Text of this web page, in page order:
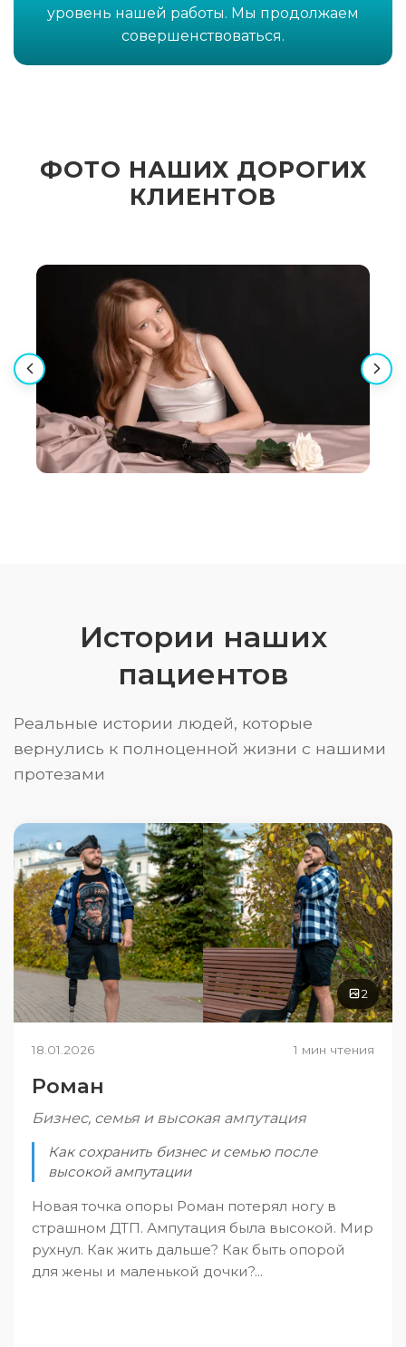
уровень нашей работы. Мы продолжаем
совершенствоваться.
ФОТО НАШИХ ДОРОГИХ
КЛИЕНТОВ
Истории наших
пациентов
Реальные истории людей, которые
вернулись к полноценной жизни с нашими
протезами
2
18.01.2026 1 мин чтения
Роман
Бизнес, семья и высокая ампутация
Как сохранить бизнес и семью после
высокой ампутации
Новая точка опоры Роман потерял ногу в
страшном ДТП. Ампутация была высокой. Мир
рухнул. Как жить дальше? Как быть опорой
для жены и маленькой дочки?...